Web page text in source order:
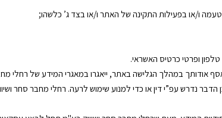
ו/או בפעילות התקינה של האתר ו/או בצד ג’ כלשהו;
ופרטי כרטיס האשראי.
אודותך במהלך הגלישה באתר, ייאגרו במאגרי המידע של רחלי
נדרש עפ”י דין או כדי למנוע שימוש לרעה. רחלי מחבר סחר